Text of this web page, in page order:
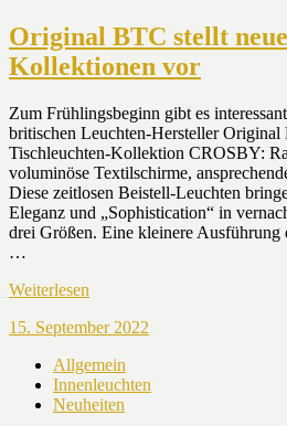
Original BTC stellt
Kollektionen vor
Zum Frühlingsbeginn gibt es
britischen Leuchten-Hersteller Original
Tischleuchten-Kollektion CROSBY:
voluminöse Textilschirme,
Diese zeitlosen Beistell-Leuchten
Eleganz und „Sophistication“ in
drei Größen. Eine kleinere Ausführung
…
Weiterlesen
15. September 2022
Allgemein
Innenleuchten
Neuheiten